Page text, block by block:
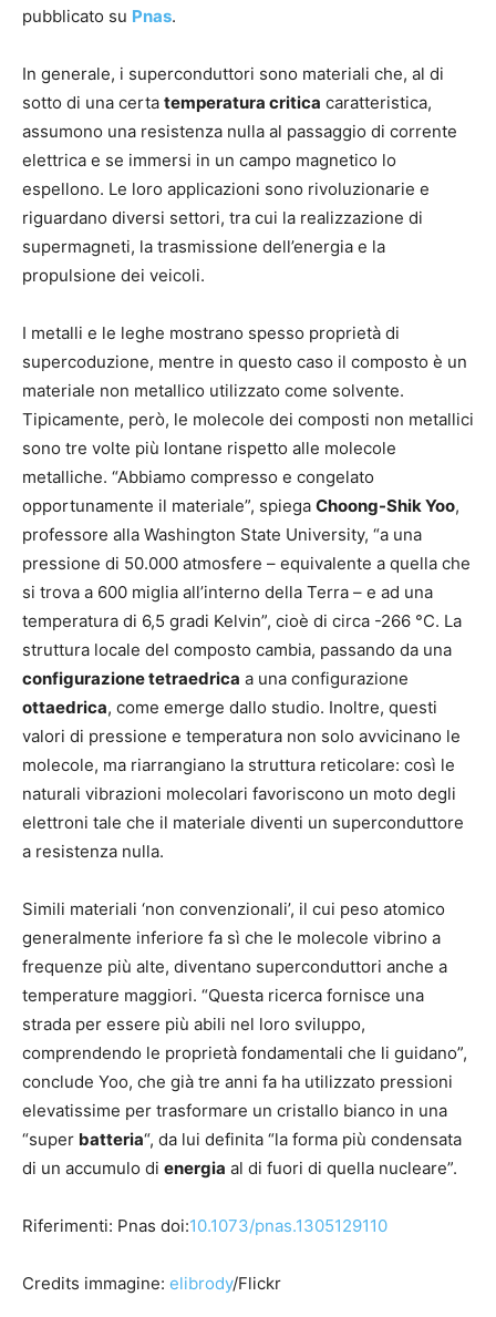
pubblicato su Pnas.
In generale, i superconduttori sono materiali che, al di
sotto di una certa temperatura critica caratteristica,
assumono una resistenza nulla al passaggio di corrente
elettrica e se immersi in un campo magnetico lo
espellono. Le loro applicazioni sono rivoluzionarie e
riguardano diversi settori, tra cui la realizzazione di
supermagneti, la trasmissione dell’energia e la
propulsione dei veicoli.
I metalli e le leghe mostrano spesso proprietà di
supercoduzione, mentre in questo caso il composto è un
materiale non metallico utilizzato come solvente.
Tipicamente, però, le molecole dei composti non metallici
sono tre volte più lontane rispetto alle molecole
metalliche. “Abbiamo compresso e congelato
opportunamente il materiale”, spiega Choong-Shik Yoo,
professore alla Washington State University, “a una
pressione di 50.000 atmosfere – equivalente a quella che
si trova a 600 miglia all’interno della Terra – e ad una
temperatura di 6,5 gradi Kelvin”, cioè di circa -266 °C. La
struttura locale del composto cambia, passando da una
configurazione tetraedrica a una configurazione
ottaedrica, come emerge dallo studio. Inoltre, questi
valori di pressione e temperatura non solo avvicinano le
molecole, ma riarrangiano la struttura reticolare: così le
naturali vibrazioni molecolari favoriscono un moto degli
elettroni tale che il materiale diventi un superconduttore
a resistenza nulla.
Simili materiali ‘non convenzionali’, il cui peso atomico
generalmente inferiore fa sì che le molecole vibrino a
frequenze più alte, diventano superconduttori anche a
temperature maggiori. “Questa ricerca fornisce una
strada per essere più abili nel loro sviluppo,
comprendendo le proprietà fondamentali che li guidano”,
conclude Yoo, che già tre anni fa ha utilizzato pressioni
elevatissime per trasformare un cristallo bianco in una
“super batteria“, da lui definita “la forma più condensata
di un accumulo di energia al di fuori di quella nucleare”.
Riferimenti: Pnas doi:10.1073/pnas.1305129110
Credits immagine: elibrody/Flickr